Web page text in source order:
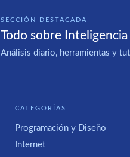
SECCIÓN DESTACADA
Todo sobre
Análisis diario, herramientas y
CATEGORÍAS
Programación y Diseño
Internet